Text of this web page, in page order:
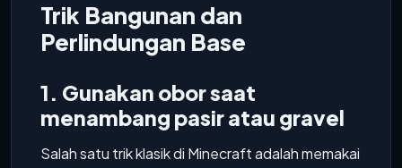
Trik Bangunan dan
Perlindungan Base
1. Gunakan obor saat
menambang pasir atau gravel
Salah satu trik klasik di Minecraft adalah memakai